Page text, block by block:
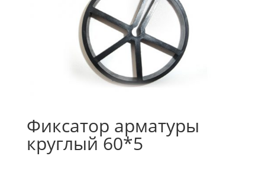
Фиксатор арматуры
круглый 60*5